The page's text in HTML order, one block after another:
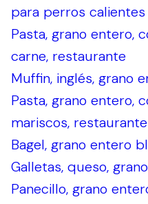
para perros calientes
Pasta, grano entero,
carne, restaurante
Muffin, inglés, grano
Pasta, grano entero,
mariscos, restaurante
Bagel, grano entero
Galletas, queso,
Panecillo, grano